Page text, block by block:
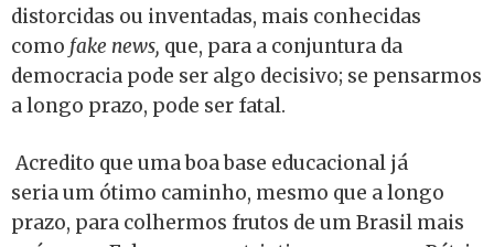
distorcidas ou inventadas, mais conhecidas
como fake news, que, para a conjuntura da
democracia pode ser algo decisivo; se pensarmos
a longo prazo, pode ser fatal.
Acredito que uma boa base educacional já
seria um ótimo caminho, mesmo que a longo
prazo, para colhermos frutos de um Brasil mais